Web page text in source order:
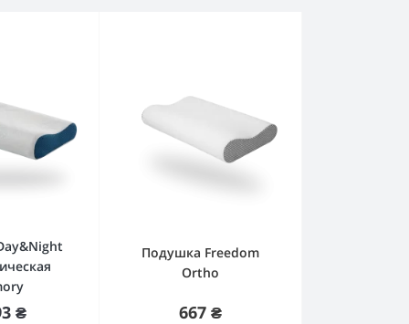
₴
Подушка Freedom
Ortho
667 ₴
Нет в наличии